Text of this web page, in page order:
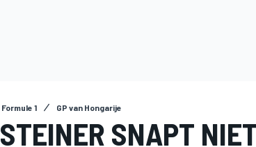
Formule 1 GP van Hongarije
STEINER SNAPT